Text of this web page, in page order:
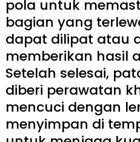
pola untuk
bagian yang
dapat dilipat atau
memberikan hasil
Setelah selesai,
diberi perawatan
mencuci dengan
menyimpan di